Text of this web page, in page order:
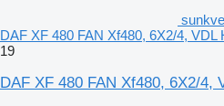
DAF XF 480 FAN Xf480, 6X2/4, VDL
19
DAF XF 480 FAN Xf480, 6X2/4,